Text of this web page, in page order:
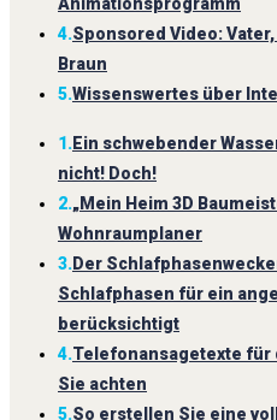
4.Sponsored Video:
Braun
5.Wissenswertes über
1.Ein schwebender
nicht! Doch!
2.„Mein Heim 3D
Wohnraumplaner
3.Der
Schlafphasen für ein
berücksichtigt
4.Telefonansagetexte für
Sie achten
5.So erstellen Sie eine